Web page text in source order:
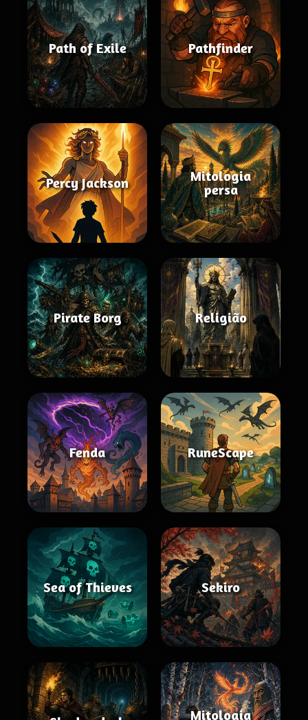
Path of Exile Pathfinder
Percy Jackson
Mitologia
persa
Pirate Borg Religião
Fenda RuneScape
Sea of Thieves Sekiro
Mitologia